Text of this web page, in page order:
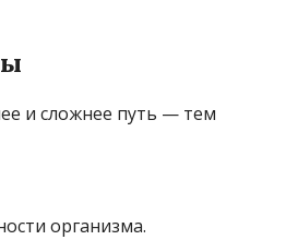
и сложнее путь — тем
организма.